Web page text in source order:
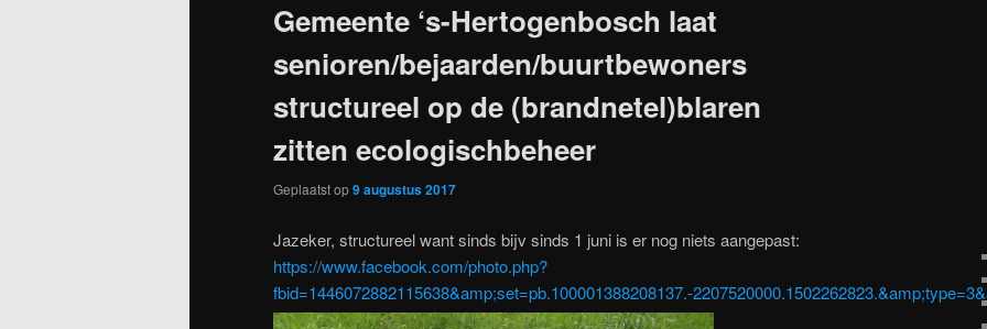
Gemeente ‘s-Hertogenbosch laat
senioren/bejaarden/buurtbewoners
structureel op de (brandnetel)blaren
zitten ecologischbeheer
Geplaatst op9 augustus 2017
Jazeker, structureel want sinds bijv sinds 1 juni is er nog niets aangepast:
https://www.facebook.com/photo.php?
fbid=1446072882115638&amp;set=pb.100001388208137.-